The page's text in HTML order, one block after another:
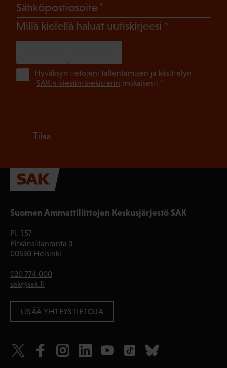
Suomen Ammattiliittojen Keskusjärjestö SAK
PL 157
Pitkänsillanranta 3
00530 Helsinki
020 774 000
sak@sak.fi
LISÄÄ YHTEYSTIETOJA
Sähköpostiosoite
Millä kielellä haluat uutiskirjeesi (Pakollinen)
Hyväksyn tietojeni tallentamisen ja käsittelyn
SAK:n viestintärekisterin mukaisesti *
Tilaa